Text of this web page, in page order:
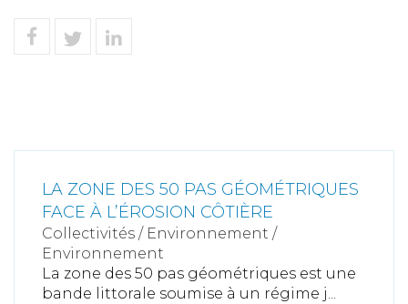
LA ZONE DES 50 PAS GÉOMÉTRIQUES
FACE À L’ÉROSION CÔTIÈRE
Collectivités / Environnement /
Environnement
La zone des 50 pas géométriques est une
bande littorale soumise à un régime j...